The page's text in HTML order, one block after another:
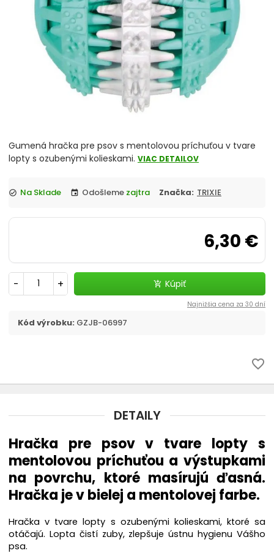
Vitamíny a liečivá
Pelechy
Tašky a kabelky
Cestovanie so psom chevron_right
Flexi, Amigo - vodítko samonavíjacie
Kozmetika a hygiena chevron_right
Výcvik a šport
Dvierka
Elektronické a GPS obojky
Gumená hračka pre psov s mentolovou príchuťou v tvare
lopty s ozubenými kolieskami. VIAC DETAILOV
check_circle Na Sklade event Odošleme zajtra Značka: TRIXIE
6,30 €
- + add_shopping_cart Kúpiť
Najnižšia cena za 30 dní
Kód výrobku: GZJB-06997
favorite_border
DETAILY
Hračka pre psov v tvare lopty s
mentolovou príchuťou a výstupkami
na povrchu, ktoré masírujú ďasná.
Hračka je v bielej a mentolovej farbe.
Hračka v tvare lopty s ozubenými kolieskami, ktoré sa
otáčajú. Lopta čistí zuby, zlepšuje ústnu hygienu Vášho
psa.